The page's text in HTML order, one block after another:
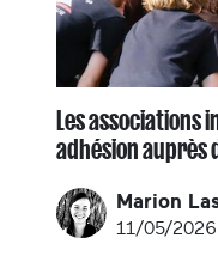
Les
adhésion auprès
Marion
11/05/2026